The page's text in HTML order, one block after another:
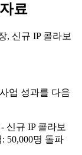
료
, 신규 IP 콜라보
업 성과를 다음
신규 IP 콜라보
50,000명 돌파